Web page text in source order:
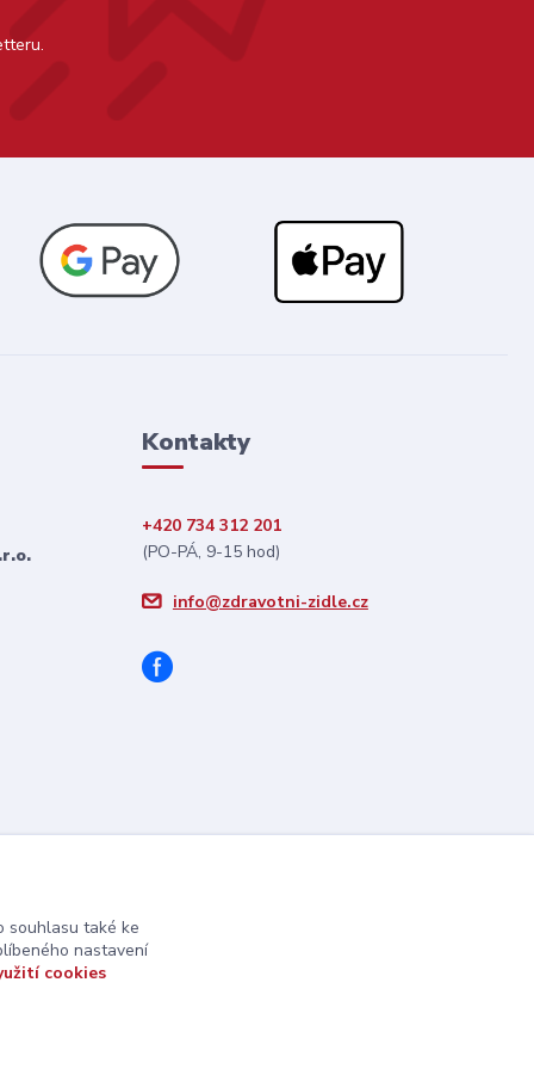
Kontakty
+420 734 312 201
(PO-PÁ, 9-15 hod)
info@zdravotni-zidle.cz
souhlasu také ke
nastavení
cookies